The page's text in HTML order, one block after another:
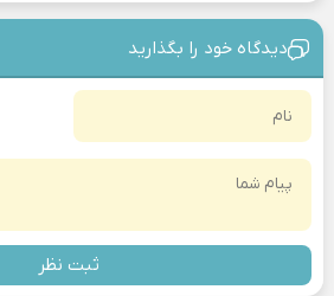
دیدگاه خود را بگذارید
ثبت نظر